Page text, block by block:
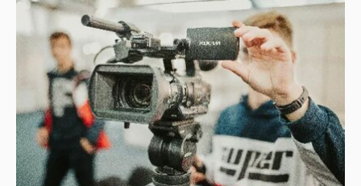
pod. Nadštandardom je výučba inteligentnej
elektroinštalácie, fotovoltiky, robotiky a ďalších
oblastí modernej elektrotechniky.